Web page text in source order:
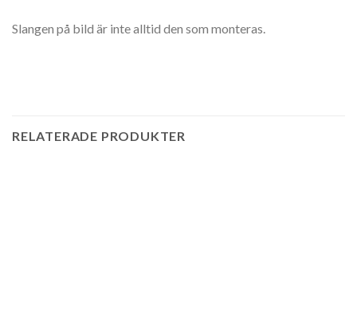
Slangen på bild är inte alltid den som monteras.
RELATERADE PRODUKTER